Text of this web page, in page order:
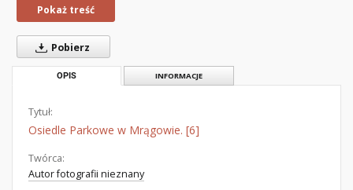
Pokaż treść
Pobierz
OPIS INFORMACJE
Tytuł:
Osiedle Parkowe w Mrągowie. [6]
Twórca:
Autor fotografii nieznany